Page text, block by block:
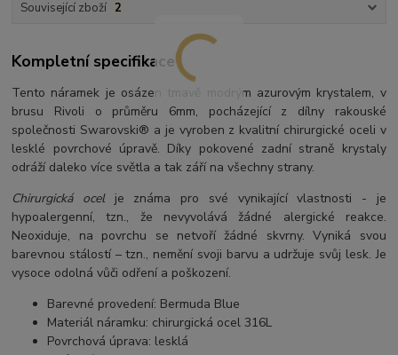
Související zboží 2
Kompletní specifikace
Tento náramek je osázen tmavě modrým azurovým krystalem, v
brusu Rivoli o průměru 6mm, pocházející z dílny rakouské
společnosti Swarovski® a je vyroben z kvalitní chirurgické oceli v
lesklé povrchové úpravě. Díky pokovené zadní straně krystaly
odráží daleko více světla a tak září na všechny strany.
Chirurgická ocelje známa pro své vynikající vlastnosti - je
hypoalergenní, tzn., že nevyvolává žádné alergické reakce.
Neoxiduje, na povrchu se netvoří žádné skvrny. Vyniká svou
barevnou stálostí – tzn., nemění svoji barvu a udržuje svůj lesk. Je
vysoce odolná vůči odření a poškození.
Barevné provedení: Bermuda Blue
Materiál náramku: chirurgická ocel 316L
Povrchová úprava: lesklá